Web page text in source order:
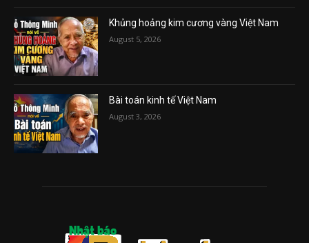
Khủng hoảng kim cương vàng Việt Nam
August 5, 2026
Bài toán kinh tế Việt Nam
August 3, 2026